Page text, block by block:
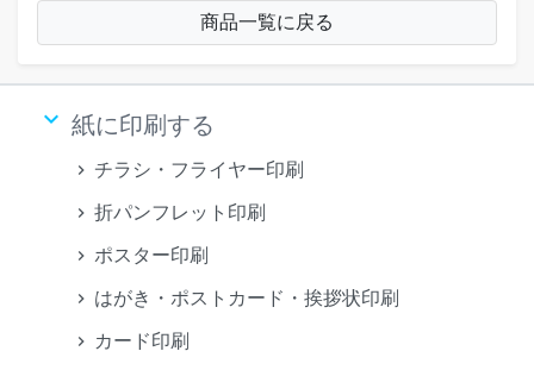
商品一覧に戻る
keyboard_arrow_down 紙に印刷する
チラシ・フライヤー印刷
折パンフレット印刷
ポスター印刷
はがき・ポストカード・挨拶状印刷
カード印刷